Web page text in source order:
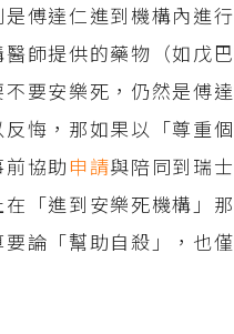
傅達仁進到機構內進行
師提供的藥物（如戊巴
要安樂死，仍然是傅達
悔，那如果以「尊重個
協助 申請與陪同到瑞士
「進到安樂死機構」那
論「幫助自殺」，也僅